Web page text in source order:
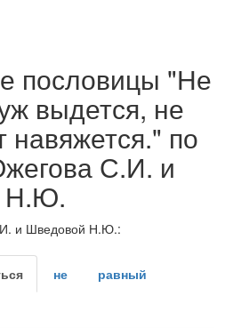
пословицы "Не
выдется, не
навяжется." по
С.И. и
Н.Ю.
и Шведовой Н.Ю.:
не равный